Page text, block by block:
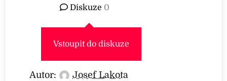
Diskuze 0
Vstoupit do diskuze
Autor: Josef Lakota